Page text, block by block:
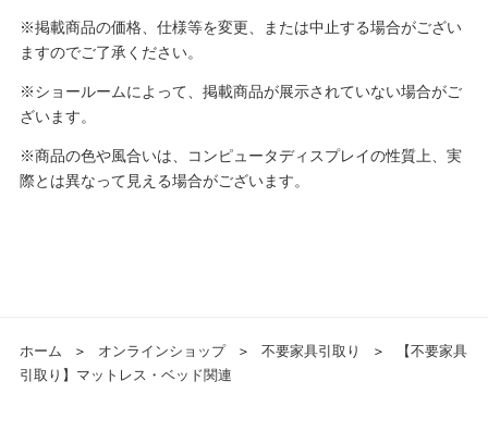
※掲載商品の価格、仕様等を変更、または中止する場合がござい
ますのでご了承ください。
※ショールームによって、掲載商品が展示されていない場合がご
ざいます。
※商品の色や風合いは、コンピュータディスプレイの性質上、実
際とは異なって見える場合がございます。
ホーム ＞ オンラインショップ ＞ 不要家具引取り ＞
【不要家具
引取り】マットレス・ベッド関連